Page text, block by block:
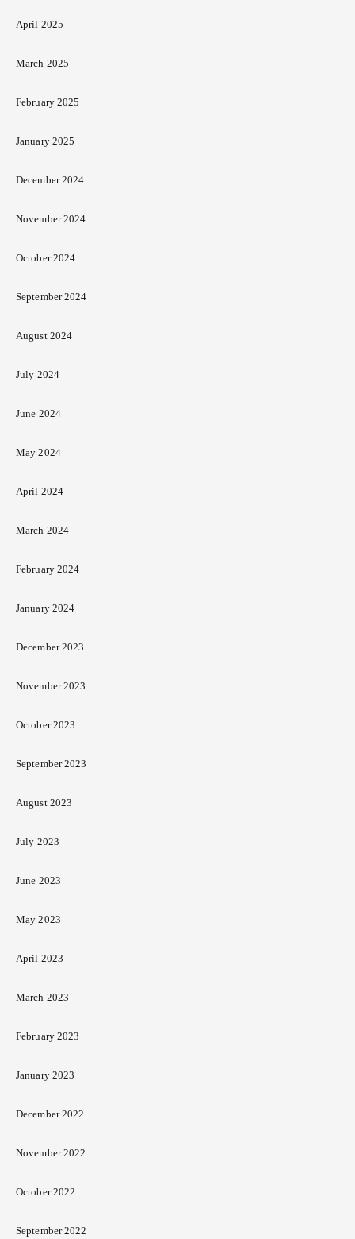
April 2025
March 2025
February 2025
January 2025
December 2024
November 2024
October 2024
September 2024
August 2024
July 2024
June 2024
May 2024
April 2024
March 2024
February 2024
January 2024
December 2023
November 2023
October 2023
September 2023
August 2023
July 2023
June 2023
May 2023
April 2023
March 2023
February 2023
January 2023
December 2022
November 2022
October 2022
September 2022